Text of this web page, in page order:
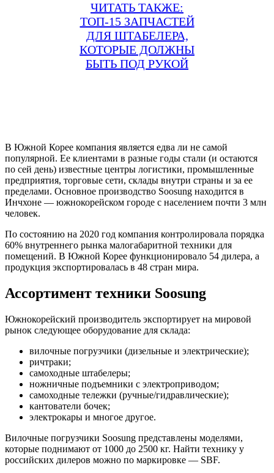
ЧИТАТЬ ТАКЖЕ:
ТОП-15 ЗАПЧАСТЕЙ
ДЛЯ ШТАБЕЛЕРА,
КОТОРЫЕ ДОЛЖНЫ
БЫТЬ ПОД РУКОЙ
В Южной Корее компания является едва ли не самой
популярной. Ее клиентами в разные годы стали (и остаются
по сей день) известные центры логистики, промышленные
предприятия, торговые сети, склады внутри страны и за ее
пределами. Основное производство Soosung находится в
Инчхоне — южнокорейском городе с населением почти 3 млн
человек.
По состоянию на 2020 год компания контролировала порядка
60% внутреннего рынка малогабаритной техники для
помещений. В Южной Корее функционировало 54 дилера, а
продукция экспортировалась в 48 стран мира.
Ассортимент техники Soosung
Южнокорейский производитель экспортирует на мировой
рынок следующее оборудование для склада:
вилочные погрузчики (дизельные и электрические);
ричтраки;
самоходные штабелеры;
ножничные подъемники с электроприводом;
самоходные тележки (ручные/гидравлические);
кантователи бочек;
электрокары и многое другое.
Вилочные погрузчики Soosung представлены моделями,
которые поднимают от 1000 до 2500 кг. Найти технику у
российских дилеров можно по маркировке — SBF.